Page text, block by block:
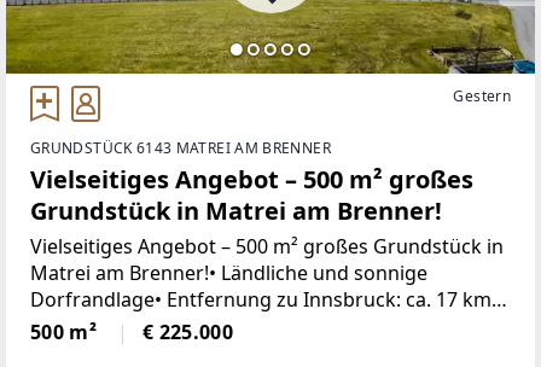
Gestern
GRUNDSTÜCK 6143 MATREI AM BRENNER
Vielseitiges Angebot – 500 m² großes
Grundstück in Matrei am Brenner!
Vielseitiges Angebot – 500 m² großes Grundstück in
Matrei am Brenner!• Ländliche und sonnige
Dorfrandlage• Entfernung zu Innsbruck: ca. 17 km•
Grundstücksgröße: ca. 500 m²• Verschiedene
Teilungsvarianten des Grundstücks liegen vor•
500 m² € 225.000